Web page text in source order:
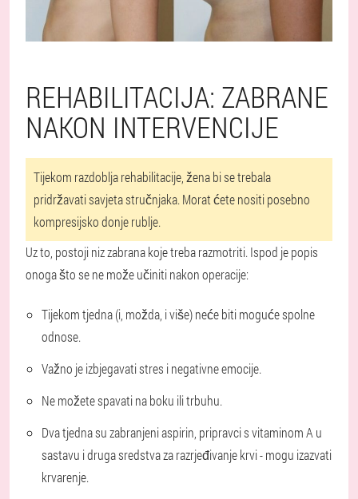
REHABILITACIJA: ZABRANE
NAKON INTERVENCIJE
Tijekom razdoblja rehabilitacije, žena bi se trebala
pridržavati savjeta stručnjaka. Morat ćete nositi posebno
kompresijsko donje rublje.
Uz to, postoji niz zabrana koje treba razmotriti. Ispod je popis
onoga što se ne može učiniti nakon operacije:
Tijekom tjedna (i, možda, i više) neće biti moguće spolne
odnose.
Važno je izbjegavati stres i negativne emocije.
Ne možete spavati na boku ili trbuhu.
Dva tjedna su zabranjeni aspirin, pripravci s vitaminom A u
sastavu i druga sredstva za razrjeđivanje krvi - mogu izazvati
krvarenje.